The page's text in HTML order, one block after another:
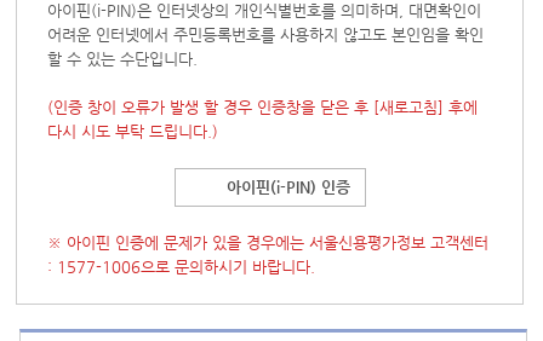
아이핀(i-PIN)은 인터넷상의 개인식별번호를 의미하며, 대면확인이
어려운 인터넷에서 주민등록번호를 사용하지 않고도 본인임을 확인
할 수 있는 수단입니다.
(인증 창이 오류가 발생 할 경우 인증창을 닫은 후 [새로고침] 후에
다시 시도 부탁 드립니다.)
아이핀(i-PIN) 인증
※ 아이핀 인증에 문제가 있을 경우에는 서울신용평가정보 고객센터
: 1577-1006으로 문의하시기 바랍니다.